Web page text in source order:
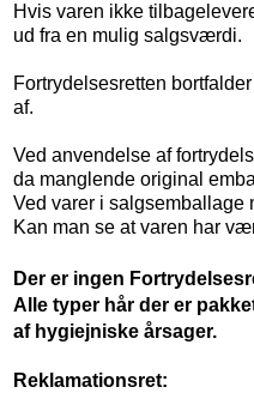
Hvis varen ikke
ud fra en mulig salgsværdi.
Fortrydelsesretten
af.
Ved anvendelse af
da manglende original
Ved varer i
Kan man se at varen har
Der er ingen
Alle typer hår der er
af hygiejniske årsager.
Reklamationsret: